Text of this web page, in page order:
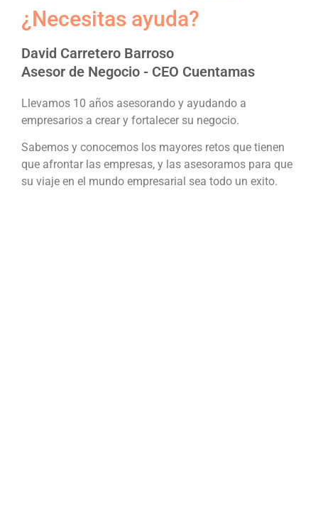
¿Necesitas ayuda?
David Carretero Barroso
Asesor de Negocio - CEO Cuentamas
Llevamos 10 años asesorando y ayudando a
empresarios a crear y fortalecer su negocio.
Sabemos y conocemos los mayores retos que tienen
que afrontar las empresas, y las asesoramos para que
su viaje en el mundo empresarial sea todo un exito.